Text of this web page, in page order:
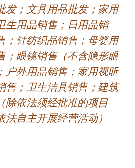
发；文具用品批发；家用
生用品销售；日用品销
；针纺织品销售；母婴用
；眼镜销售（不含隐形眼
户外用品销售；家用视听
售；卫生洁具销售；建筑
除依法须经批准的项目
法自主开展经营活动）